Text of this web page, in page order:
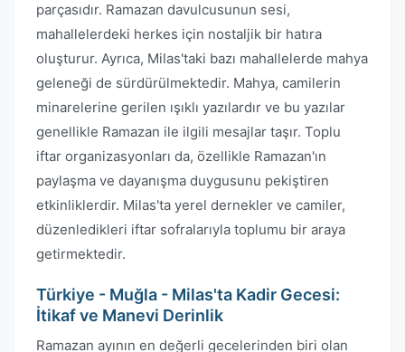
parçasıdır. Ramazan davulcusunun sesi,
mahallelerdeki herkes için nostaljik bir hatıra
oluşturur. Ayrıca, Milas'taki bazı mahallelerde mahya
geleneği de sürdürülmektedir. Mahya, camilerin
minarelerine gerilen ışıklı yazılardır ve bu yazılar
genellikle Ramazan ile ilgili mesajlar taşır. Toplu
iftar organizasyonları da, özellikle Ramazan'ın
paylaşma ve dayanışma duygusunu pekiştiren
etkinliklerdir. Milas'ta yerel dernekler ve camiler,
düzenledikleri iftar sofralarıyla toplumu bir araya
getirmektedir.
Türkiye - Muğla - Milas'ta Kadir Gecesi:
İtikaf ve Manevi Derinlik
Ramazan ayının en değerli gecelerinden biri olan